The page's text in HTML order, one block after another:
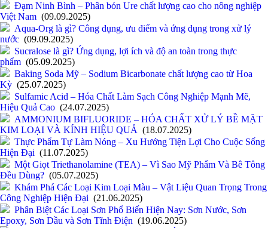
Đạm Ninh Bình – Phân bón Ure chất lượng cao cho nông nghiệp
Việt Nam (09.09.2025)
Aqua-Org là gì? Công dụng, ưu điểm và ứng dụng trong xử lý
nước (09.09.2025)
Sucralose là gì? Ứng dụng, lợi ích và độ an toàn trong thực
phẩm (05.09.2025)
Baking Soda Mỹ – Sodium Bicarbonate chất lượng cao từ Hoa
Kỳ (25.07.2025)
Sulfamic Acid – Hóa Chất Làm Sạch Công Nghiệp Mạnh Mẽ,
Hiệu Quả Cao (24.07.2025)
AMMONIUM BIFLUORIDE – HÓA CHẤT XỬ LÝ BỀ MẶT
KIM LOẠI VÀ KÍNH HIỆU QUẢ (18.07.2025)
Thực Phẩm Tự Làm Nóng – Xu Hướng Tiện Lợi Cho Cuộc Sống
Hiện Đại (11.07.2025)
Một Giọt Triethanolamine (TEA) – Vì Sao Mỹ Phẩm Và Bê Tông
Đều Dùng? (05.07.2025)
Khám Phá Các Loại Kim Loại Màu – Vật Liệu Quan Trọng Trong
Công Nghiệp Hiện Đại (21.06.2025)
Phân Biệt Các Loại Sơn Phổ Biến Hiện Nay: Sơn Nước, Sơn
Epoxy, Sơn Dầu và Sơn Tĩnh Điện (19.06.2025)